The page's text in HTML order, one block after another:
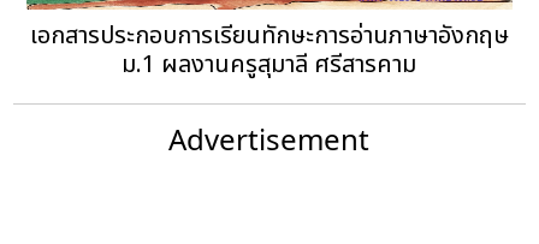
เอกสารประกอบการเรียนทักษะการอ่านภาษาอังกฤษ
ม.1 ผลงานครูสุมาลี ศรีสารคาม
Advertisement